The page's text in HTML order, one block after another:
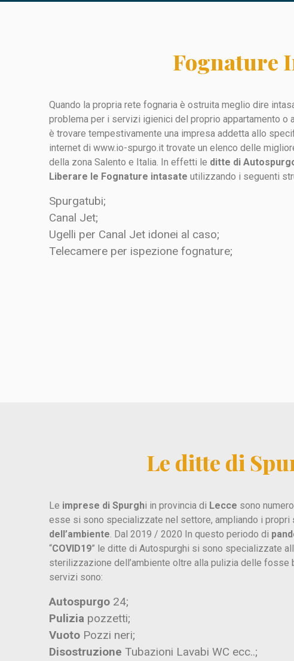
Fognature
Quando la propria rete fognaria è ostruita meglio dire
problema per i servizi igienici del proprio appartamento o
è trovare tempestivamente una impresa addetta allo
internet di www.io-spurgo.it trovate un elenco delle
della zona Salento e Italia. In effetti le ditte di
Liberare le Fognature intasate utilizzando i seguenti
Spurgatubi;
Canal Jet;
Ugelli per Canal Jet idonei al caso;
Telecamere per ispezione fognature;
Le ditte di
Le imprese di Spurghi in provincia di Lecce sono
esse si sono specializzate nel settore, ampliando i propri
dell’ambiente. Dal 2019 / 2020 In questo periodo di
“COVID19” le ditte di Autospurghi si sono specializzate
sterilizzazione dell’ambiente oltre alla pulizia delle fosse
servizi sono:
Autospurgo 24;
Pulizia pozzetti;
Vuoto Pozzi neri;
Disostruzione Tubazioni Lavabi WC ecc..;